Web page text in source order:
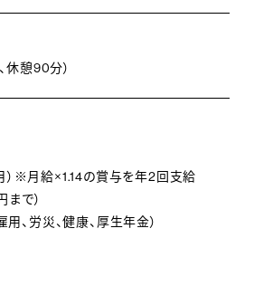
休憩90分）
）※月給×1.14の賞与を年2回支給
で）
、労災、健康、厚生年金）